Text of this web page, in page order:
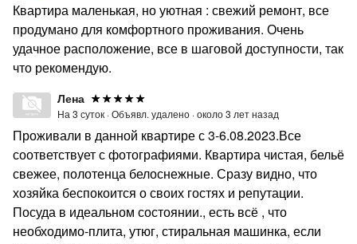
Квартира маленькая, но уютная : свежий ремонт, все
продумано для комфортного проживания. Очень
удачное расположение, все в шаговой доступности, так
что рекомендую.
Лена
На 3 суток ·Объявл. удалено ·около 3 лет назад
Проживали в данной квартире с 3-6.08.2023.Все
соответствует с фотографиями. Квартира чистая, бельё
свежее, полотенца белоснежные. Сразу видно, что
хозяйка беспокоится о своих гостях и репутации.
Посуда в идеальном состоянии., есть всё , что
необходимо-плита, утюг, стиральная машинка, если